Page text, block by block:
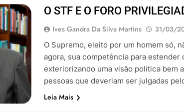
O STF E O FORO
Ives Gandra Da Silva Martins 31/03/
O Supremo, eleito por um homem só,
agora, sua competência para
exteriorizando uma visão política bem
pessoas que deveriam ser julgadas
Leia Mais